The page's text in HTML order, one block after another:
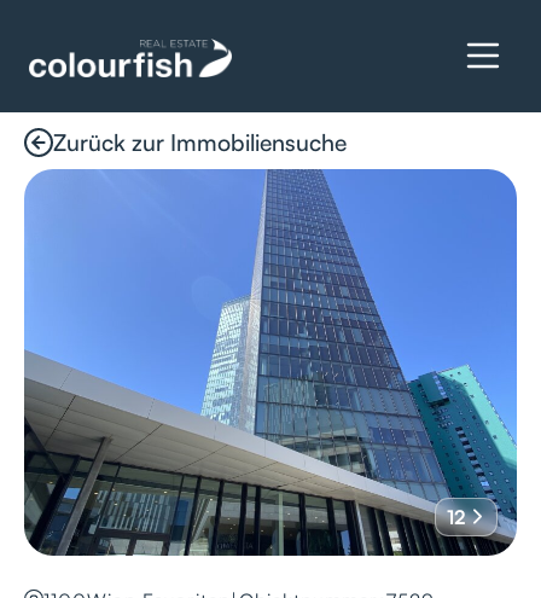
Zurück zur Immobiliensuche
12
Details anfragen